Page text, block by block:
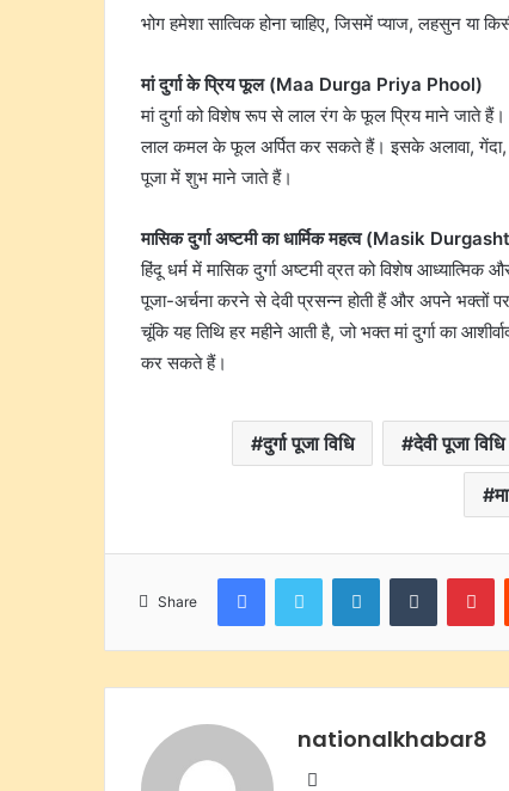
भोग हमेशा सात्विक होना चाहिए, जिसमें प्याज, लहसुन या
मां दुर्गा के प्रिय फूल (Maa Durga Priya Phool)
मां दुर्गा को विशेष रूप से लाल रंग के फूल प्रिय माने जाते
लाल कमल के फूल अर्पित कर सकते हैं। इसके अलावा, गेंदा,
पूजा में शुभ माने जाते हैं।
मासिक दुर्गा अष्टमी का धार्मिक महत्व (Masik
हिंदू धर्म में मासिक दुर्गा अष्टमी व्रत को विशेष आध्यात्मिक
पूजा-अर्चना करने से देवी प्रसन्न होती हैं और अपने भक्तों
चूंकि यह तिथि हर महीने आती है, जो भक्त मां दुर्गा का
कर सकते हैं।
दुर्गा पूजा विधि देवी पूजा विधि
Share
FacebookTwitter LinkedInTumblr
nationalkhabar8
Website